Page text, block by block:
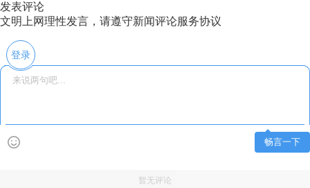
发表评论
文明上网理性发言，请遵守新闻评论服务协议
登录
畅言一下
暂无评论